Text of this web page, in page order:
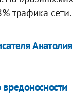
трафика сети.
Анатолия